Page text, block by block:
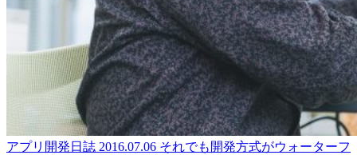
アプリ開発日誌 2016.07.06 それでも開発方式がウォーターフ